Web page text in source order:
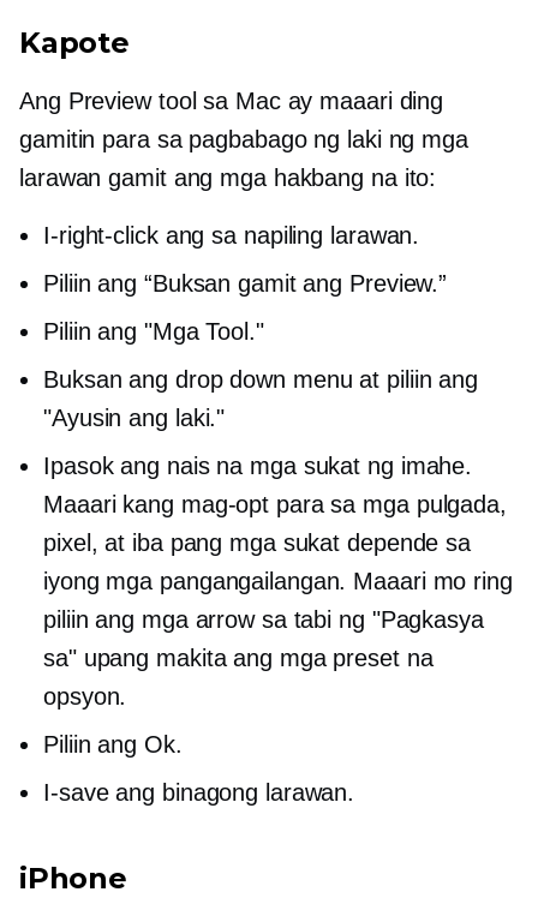
Kapote
Ang Preview tool sa Mac ay maaari ding
gamitin para sa pagbabago ng laki ng mga
larawan gamit ang mga hakbang na ito:
I-right-click ang sa napiling larawan.
Piliin ang “Buksan gamit ang Preview.”
Piliin ang "Mga Tool."
Buksan ang drop down menu at piliin ang
"Ayusin ang laki."
Ipasok ang nais na mga sukat ng imahe.
Maaari kang mag-opt para sa mga pulgada,
pixel, at iba pang mga sukat depende sa
iyong mga pangangailangan. Maaari mo ring
piliin ang mga arrow sa tabi ng "Pagkasya
sa" upang makita ang mga preset na
opsyon.
Piliin ang Ok.
I-save ang binagong larawan.
iPhone